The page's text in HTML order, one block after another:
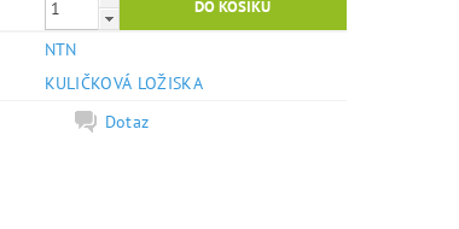
NTN
KULIČKOVÁ LOŽISKA
Dotaz